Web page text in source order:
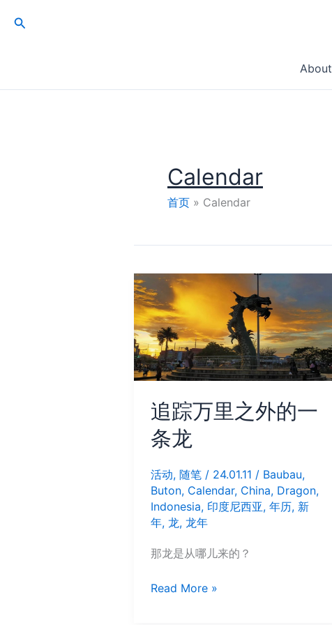
搜
About
Calendar
首页 Calendar
追踪万里之外的一
条龙
活动, 随笔 / 24.01.11 / Baubau,
Buton, Calendar, China, Dragon,
Indonesia, 印度尼西亚, 年历, 新
年, 龙, 龙年
那龙是从哪儿来的？
追
Read More »